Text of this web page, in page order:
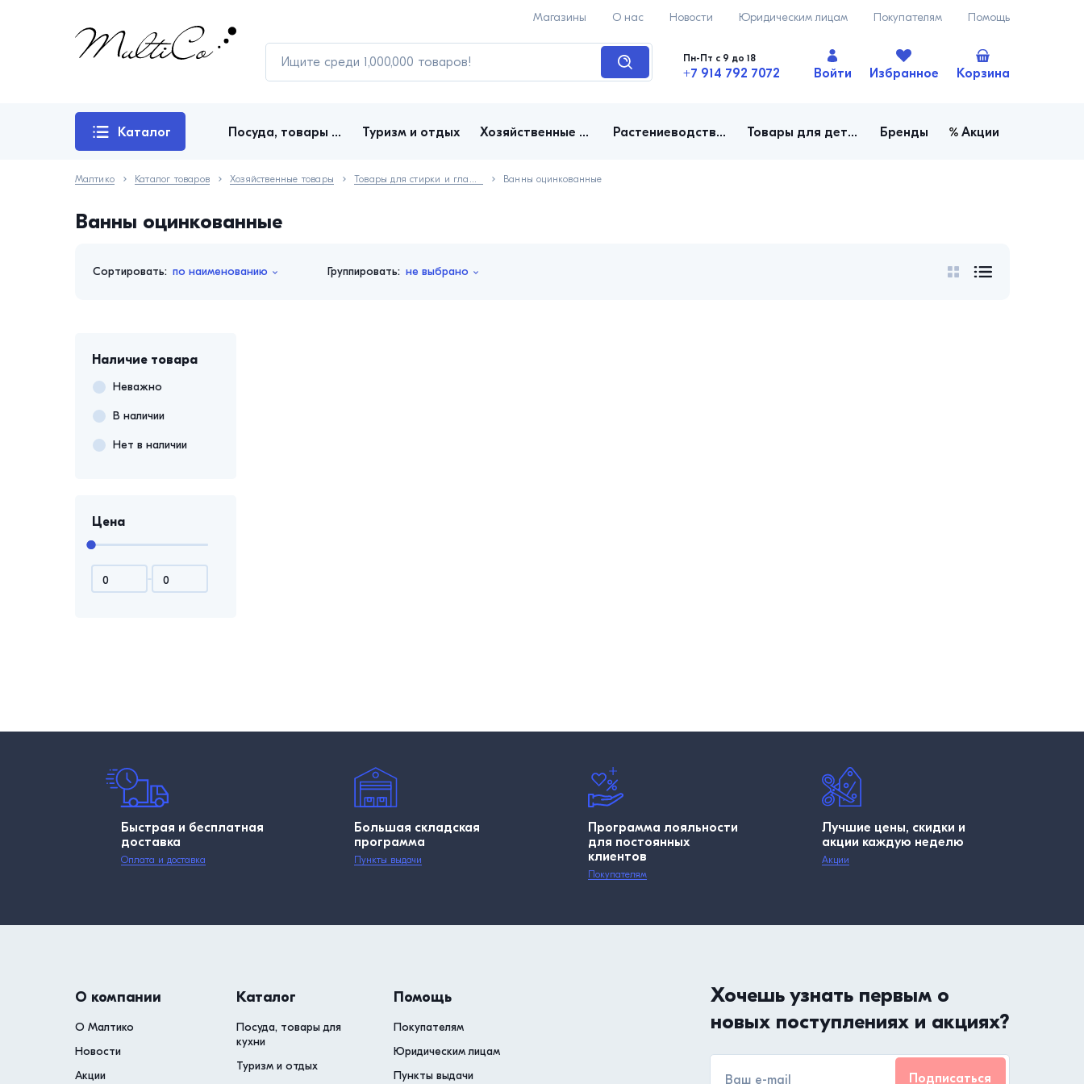
Магазины О нас Новости Юридическим лицам Покупателям Помощь
Пн-Пт с 9 до 18
+7 914 792 7072 Войти Избранное Корзина
Каталог Посуда, товары для кухни Туризм и отдых Хозяйственные товары Растениеводство, дача, огород Товары для детей Бренды Акции
Малтико Каталог товаров Хозяйственные товары Товары для стирки и глажения Ванны оцинкованные
Ванны оцинкованные
Сортировать: по наименованию Группировать: не выбрано
Наличие товара
Неважно
В наличии
Нет в наличии
Цена
Быстрая и бесплатная
доставка
Оплата и доставка
Большая складская
программа
Пункты выдачи
Программа лояльности
для постоянных
клиентов
Покупателям
Лучшие цены, скидки и
акции каждую неделю
Акции
О компании
О Малтико
Новости
Акции
Каталог
Посуда, товары для
кухни
Туризм и отдых
Помощь
Покупателям
Юридическим лицам
Пункты выдачи
Хочешь узнать первым о
новых поступлениях и акциях?
Подписаться